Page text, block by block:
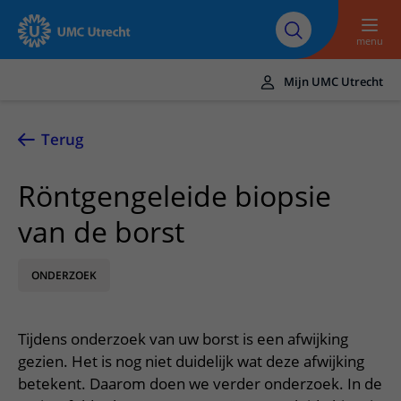
Naar hoofdinhoud
Over UMC
Utrecht
Research
Werken bij het UMC
Utrecht
menu
UMC Utrecht
Zorg en behandeling
Ziekten en aandoeningen
Behandelingen
Verpleegafdelingen
Onze zorgverleners
Afspraak en opname
Afspraak maken of wijzigen
Opname in het ziekenhuis
Voorbereiding op uw afspraak
Apotheek
Winkels en restaurants
Spoed
Contactgegevens
Verwijzers
Patiënt verwijzen
Mijn UMC Utrecht
Terug
Röntgengeleide biopsie
van de borst
ONDERZOEK
Tijdens onderzoek van uw borst is een afwijking
gezien. Het is nog niet duidelijk wat deze afwijking
betekent. Daarom doen we verder onderzoek. In de